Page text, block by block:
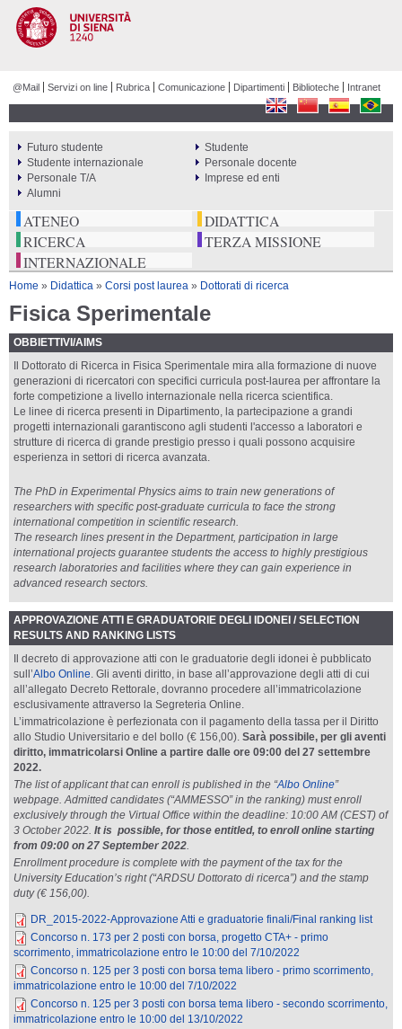
@Mail Servizi on line Rubrica Comunicazione Dipartimenti Biblioteche Intranet
ATENEO
DIDATTICA
RICERCA
TERZA MISSIONE
INTERNAZIONALE
PERCORSI
Futuro studente
Studente
Studente internazionale
Personale docente
Personale T/A
Imprese ed enti
Alumni
Tu sei qui
Home » Didattica » Corsi post laurea » Dottorati di ricerca
Fisica Sperimentale
OBBIETTIVI/AIMS
Il Dottorato di Ricerca in Fisica Sperimentale mira alla formazione di nuove
generazioni di ricercatori con specifici curricula post-laurea per affrontare la
forte competizione a livello internazionale nella ricerca scientifica.
Le linee di ricerca presenti in Dipartimento, la partecipazione a grandi
progetti internazionali garantiscono agli studenti l'accesso a laboratori e
strutture di ricerca di grande prestigio presso i quali possono acquisire
esperienza in settori di ricerca avanzata.
The PhD in Experimental Physics aims to train new generations of
researchers with specific post-graduate curricula to face the strong
international competition in scientific research.
The research lines present in the Department, participation in large
international projects guarantee students the access to highly prestigious
research laboratories and facilities where they can gain experience in
advanced research sectors.
APPROVAZIONE ATTI E GRADUATORIE DEGLI IDONEI / SELECTION
RESULTS AND RANKING LISTS
Il decreto di approvazione atti con le graduatorie degli idonei è pubblicato
sull’Albo Online . Gli aventi diritto, in base all’approvazione degli atti di cui
all’allegato Decreto Rettorale, dovranno procedere all’immatricolazione
esclusivamente attraverso la Segreteria Online.
L’immatricolazione è perfezionata con il pagamento della tassa per il Diritto
allo Studio Universitario e del bollo (€ 156,00). Sarà possibile, per gli aventi
diritto, immatricolarsi Online a partire dalle ore 09:00 del 27 settembre
2022.
The list of applicant that can enroll is published in the “Albo Online”
webpage. Admitted candidates (“AMMESSO” in the ranking) must enroll
exclusively through the Virtual Office within the deadline: 10:00 AM (CEST) of
3 October 2022. It is possible, for those entitled, to enroll online starting
from 09:00 on 27 September 2022
Enrollment procedure is complete with the payment of the tax for the
University Education’s right (“ARDSU Dottorato di ricerca”) and the stamp
duty (€ 156,00).
DR_2015-2022-Approvazione Atti e graduatorie finali/Final ranking list
Concorso n. 173 per 2 posti con borsa, progetto CTA+ - primo
scorrimento, immatricolazione entro le 10:00 del 7/10/2022
Concorso n. 125 per 3 posti con borsa tema libero - primo scorrimento,
immatricolazione entro le 10:00 del 7/10/2022
Concorso n. 125 per 3 posti con borsa tema libero - secondo scorrimento,
immatricolazione entro le 10:00 del 13/10/2022